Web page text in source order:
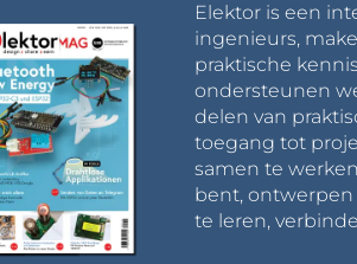
Elektor is een
ingenieurs,
praktische
ondersteunen
delen van
toegang tot
samen te
bent, ontwerpen
te leren,